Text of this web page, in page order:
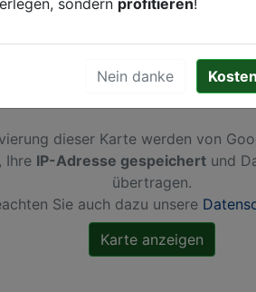
dieser Karte werden von
Ihre IP-Adresse gespeichert und
übertragen.
Sie auch dazu unsere
sondern profitieren!
Nein danke